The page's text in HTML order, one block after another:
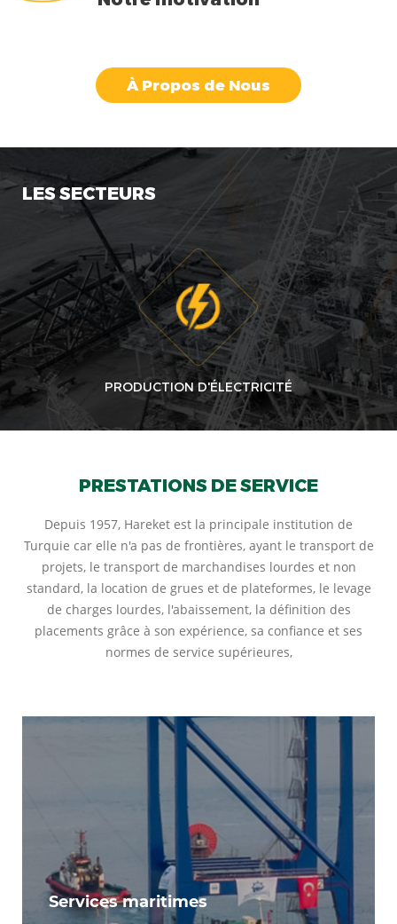
À Propos de Nous
LES SECTEURS
PRODUCTION D'ÉLECTRICITÉ
PRESTATIONS DE SERVICE
Depuis 1957, Hareket est la principale institution de
Turquie car elle n'a pas de frontières, ayant le transport de
projets, le transport de marchandises lourdes et non
standard, la location de grues et de plateformes, le levage
de charges lourdes, l'abaissement, la définition des
placements grâce à son expérience, sa confiance et ses
normes de service supérieures,
Services maritimes